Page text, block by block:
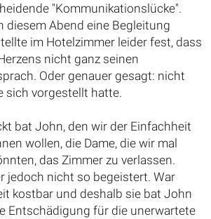
"Kommunikationslücke".
diesem Abend eine Begleitung
im Hotelzimmer leider fest, dass
nicht ganz seinen
Oder genauer gesagt: nicht
sich vorgestellt hatte.
bat John, den wir der Einfachheit
wollen, die Dame, die wir mal
das Zimmer zu verlassen.
jedoch nicht so begeistert. War
kostbar und deshalb sie bat John
Entschädigung für die unerwartete